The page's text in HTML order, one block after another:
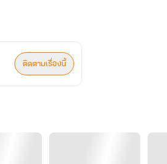
ติดตามเรื่องนี้